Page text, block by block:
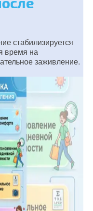
стабилизируется
время на
заживление.